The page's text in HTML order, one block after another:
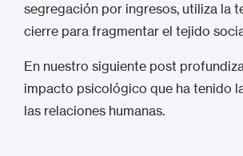
segregación por ingresos, utiliza la
cierre para fragmentar el tejido
En nuestro siguiente post
impacto psicológico que ha tenido
las relaciones humanas.